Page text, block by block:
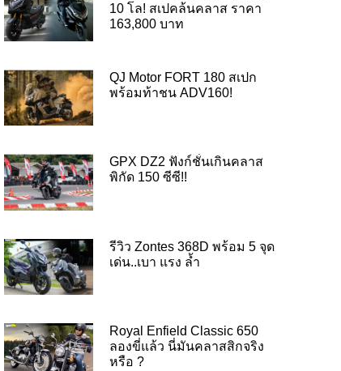
10 โล! สเปคล้นคลาส ราคา
163,800 บาท
QJ Motor FORT 180 สเปก
พร้อมท้าชน ADV160!
GPX DZ2 ฟังก์ชั่นเกินคลาส
พิกัด 150 ซีซี!!
รีวิว Zontes 368D พร้อม 5 จุด
เด่น..เบา แรง ล้ำ
Royal Enfield Classic 650
ลองขี่แล้ว นี่มันคลาสสิกจริง
หรือ ?